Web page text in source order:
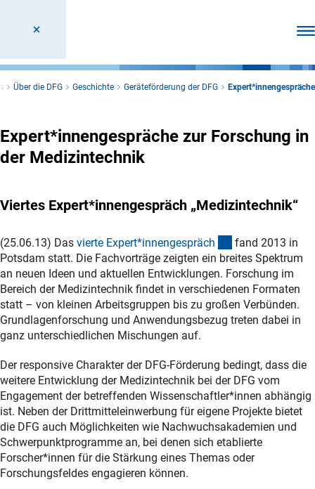
Über die DFG Geschichte Geräteförderung der DFG Expert*innengespräche
Expert*innengespräche zur Forschung in
der Medizintechnik
Viertes Expert*innengespräch „Medizintechnik“
(25.06.13) Das vierte Expert*innengespräch (Download)
fand 2013 in
Potsdam statt. Die Fachvorträge zeigten ein breites Spektrum
an neuen Ideen und aktuellen Entwicklungen. Forschung im
Bereich der Medizintechnik findet in verschiedenen Formaten
statt – von kleinen Arbeitsgruppen bis zu großen Verbünden.
Grundlagenforschung und Anwendungsbezug treten dabei in
ganz unterschiedlichen Mischungen auf.
Der responsive Charakter der DFG-Förderung bedingt, dass die
weitere Entwicklung der Medizintechnik bei der DFG vom
Engagement der betreffenden Wissenschaftler*innen abhängig
ist. Neben der Drittmitteleinwerbung für eigene Projekte bietet
die DFG auch Möglichkeiten wie Nachwuchsakademien und
Schwerpunktprogramme an, bei denen sich etablierte
Forscher*innen für die Stärkung eines Themas oder
Forschungsfeldes engagieren können.